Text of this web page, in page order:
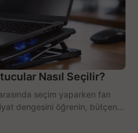
Nasıl Seçilir?
seçim yaparken fan
dengesini öğrenin, bütçenizi